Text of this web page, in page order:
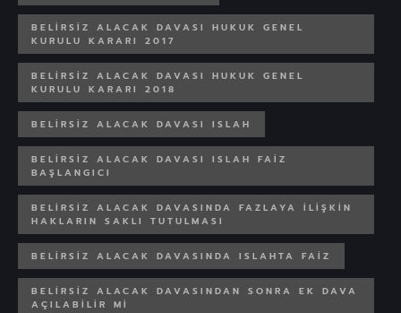
BELIRSIZ ALACAK DAVASI HUKUK GENEL
KURULU KARARI 2017
BELIRSIZ ALACAK DAVASI HUKUK GENEL
KURULU KARARI 2018
BELIRSIZ ALACAK DAVASI ISLAH
BELIRSIZ ALACAK DAVASI ISLAH FAIZ
BAŞLANGICI
BELIRSIZ ALACAK DAVASINDA FAZLAYA ILIŞKIN
HAKLARIN SAKLI TUTULMASI
BELIRSIZ ALACAK DAVASINDA ISLAHTA FAIZ
BELIRSIZ ALACAK DAVASINDAN SONRA EK DAVA
AÇILABILIR MI